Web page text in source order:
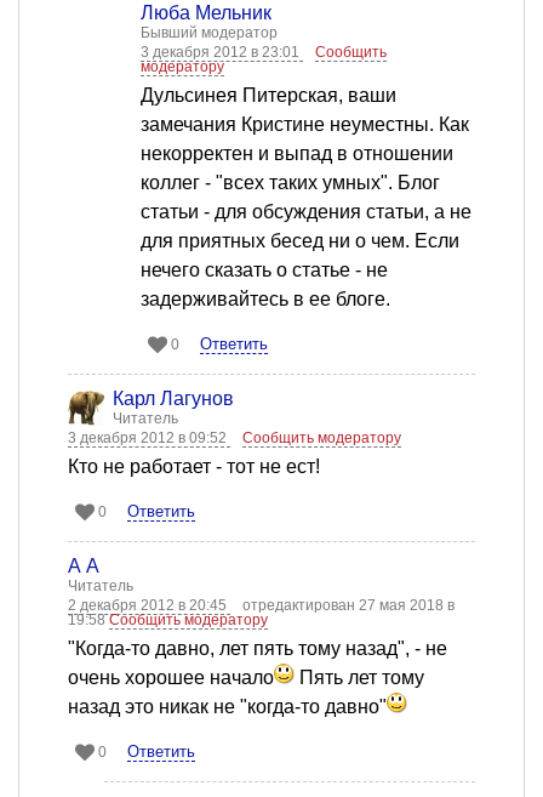
Люба Мельник
Бывший модератор
3 декабря 2012 в 23:01
Сообщить
модератору
Дульсинея Питерская, ваши
замечания Кристине неуместны. Как
некорректен и выпад в отношении
коллег - "всех таких умных". Блог
статьи - для обсуждения статьи, а не
для приятных бесед ни о чем. Если
нечего сказать о статье - не
задерживайтесь в ее блоге.
0 Ответить
Карл Лагунов
Читатель
3 декабря 2012 в 09:52
Сообщить модератору
Кто не работает - тот не ест!
0 Ответить
А А
Читатель
2 декабря 2012 в 20:45
отредактирован 27 мая 2018 в
19:58Сообщить модератору
"Когда-то давно, лет пять тому назад", - не
очень хорошее начало
Пять лет тому
назад это никак не "когда-то давно"
0 Ответить